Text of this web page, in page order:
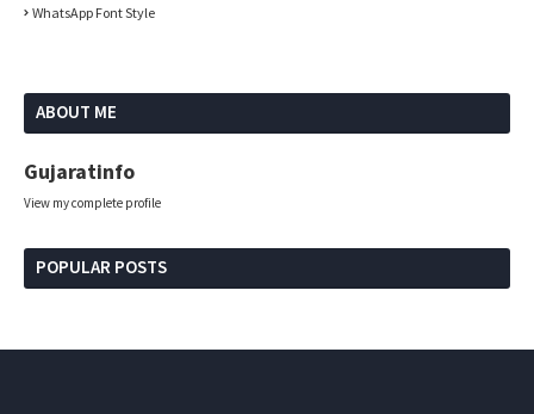
WhatsApp Font Style
ABOUT ME
Gujaratinfo
View my complete profile
POPULAR POSTS